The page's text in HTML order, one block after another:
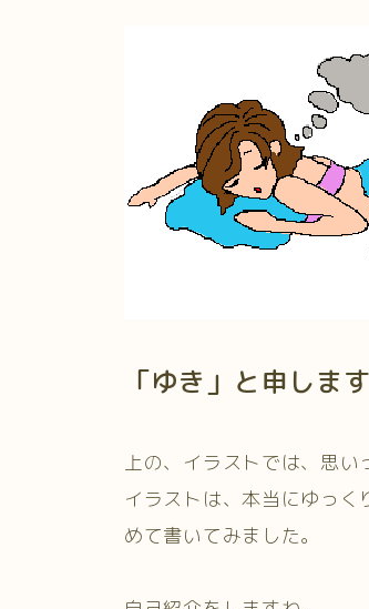
「ゆき」と申しま
上の、イラストでは、思
イラストは、本当にゆっ
めて書いてみました。